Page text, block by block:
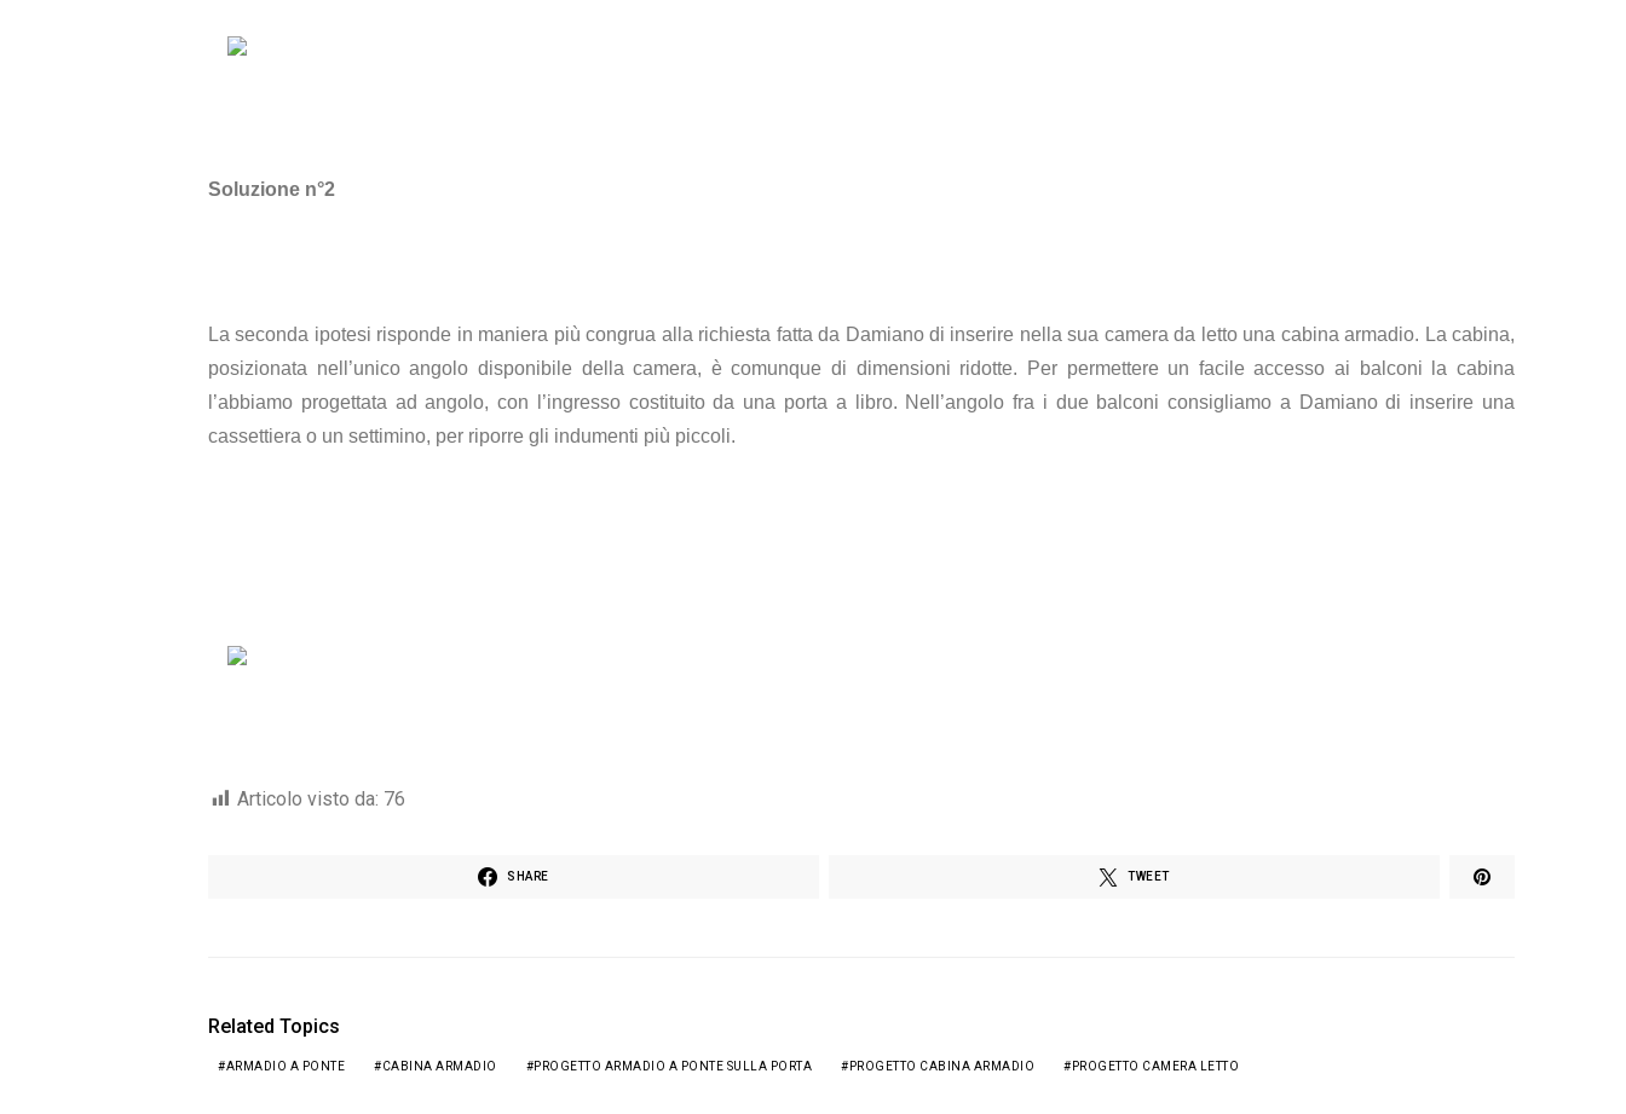
Soluzione n°2
La seconda ipotesi risponde in maniera più congrua alla richiesta fatta da Damiano di inserire nella sua camera da letto una cabina armadio. La cabina,
posizionata nell’unico angolo disponibile della camera, è comunque di dimensioni ridotte. Per permettere un facile accesso ai balconi la cabina
l’abbiamo progettata ad angolo, con l’ingresso costituito da una porta a libro. Nell’angolo fra i due balconi consigliamo a Damiano di inserire una
cassettiera o un settimino, per riporre gli indumenti più piccoli.
Articolo visto da: 76
SHARE TWEET
Related Topics
ARMADIO A PONTE CABINA ARMADIO PROGETTO ARMADIO A PONTE SULLA PORTA PROGETTO CABINA ARMADIO PROGETTO CAMERA LETTO